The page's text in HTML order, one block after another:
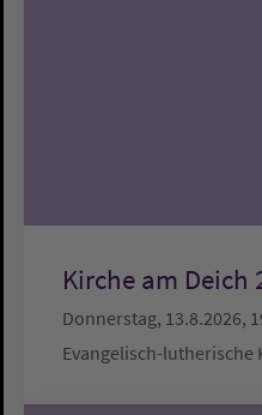
Kirche am Deich
Donnerstag, 13.8.2026,
Evangelisch-lutherische